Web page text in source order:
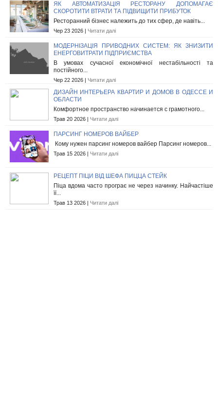
ЯК АВТОМАТИЗАЦІЯ РЕСТОРАНУ ДОПОМАГАЄ
СКОРОТИТИ ВТРАТИ ТА ПІДВИЩИТИ ПРИБУТОК
Ресторанний бізнес належить до тих сфер, де навіть...
Чер 23 2026 | Читати далі
МОДЕРНІЗАЦІЯ ПРИВОДНИХ СИСТЕМ: ЯК ЗНИЗИТИ
ЕНЕРГОВИТРАТИ ПІДПРИЄМСТВА
В умовах сучасної економічної нестабільності та
постійного...
Чер 22 2026 | Читати далі
ДИЗАЙН ИНТЕРЬЕРА КВАРТИР И ДОМОВ В ОДЕССЕ И
ОБЛАСТИ
Комфортное пространство начинается с грамотного...
Трав 20 2026 | Читати далі
ПАРСИНГ НОМЕРОВ ВАЙБЕР
Кому нужен парсинг номеров вайбер Парсинг номеров...
Трав 15 2026 | Читати далі
РЕЦЕПТ ПІЦИ ВІД ШЕФА ПИЦЦА СТЕЙК
Піца вдома часто програє не через начинку. Найчастіше
її...
Трав 13 2026 | Читати далі